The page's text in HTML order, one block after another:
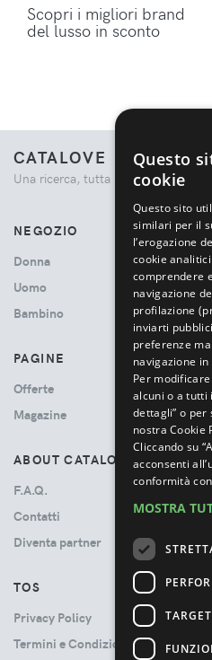
Scopri i migliori brand
del lusso in sconto
CATALOVE
Una ricerca, tutta la moda.
NEGOZIO
Donna
Uomo
Bambino
PAGINE
Offerte
Magazine
ABOUT CATALOVE
F.A.Q.
Contatti
Diventa partner
TOS
Privacy Policy
Termini e Condizioni
Questo
cookie
Questo sito
similari per il
l’erogazione
cookie
comprendere
navigazione
profilazione
inviarti
preferenze
navigazione
Per
alcuni o a tutti
dettagli” o per
nostra Cookie
Cliccando su
acconsenti
conformità
MOSTRA